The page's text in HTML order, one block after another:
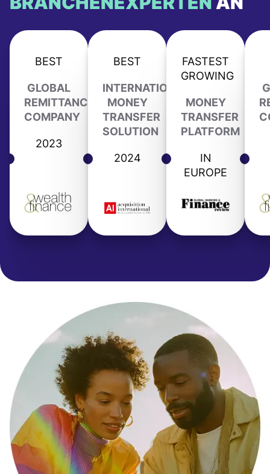
BEST
GLOBAL
REMITTANCE
COMPANY
2023
BEST
INTERNATIONAL
MONEY
TRANSFER
SOLUTION
2024
FASTEST
GROWING
MONEY
TRANSFER
PLATFORM
IN
EUROPE